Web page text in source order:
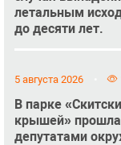
летальным
до десяти лет.
5 августа 2026
В парке
крышей» прошла
депутатами